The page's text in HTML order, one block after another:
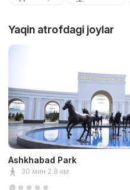
Yaqin atrofdagi joylar
Ashkhabad Park
30 мин 2.8 км